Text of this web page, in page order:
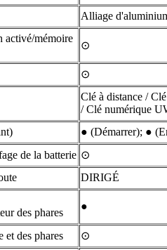
Alliage
activé/mémoire
⊙
⊙
Clé à distance /
/ Clé numérique
● (Démarrer); ●
de la batterie ⊙
DIRIGÉ
des phares
●
et des phares
⊙